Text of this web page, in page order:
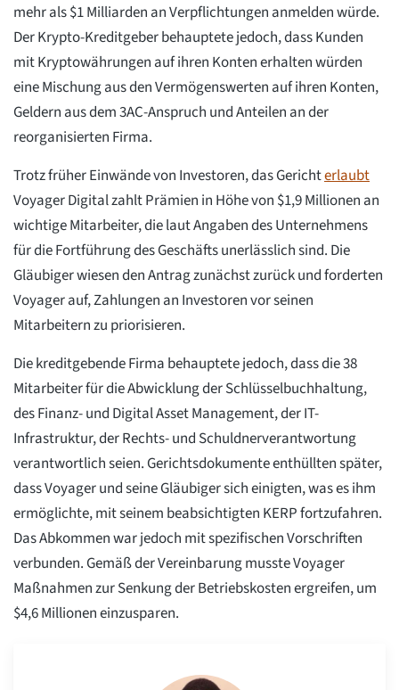
mehr als $1 Milliarden an Verpflichtungen anmelden würde.
Der Krypto-Kreditgeber behauptete jedoch, dass Kunden
mit Kryptowährungen auf ihren Konten erhalten würden
eine Mischung aus den Vermögenswerten auf ihren Konten,
Geldern aus dem 3AC-Anspruch und Anteilen an der
reorganisierten Firma.
Trotz früher Einwände von Investoren, das Gerichterlaubt
Voyager Digital zahlt Prämien in Höhe von $1,9 Millionen an
wichtige Mitarbeiter, die laut Angaben des Unternehmens
für die Fortführung des Geschäfts unerlässlich sind. Die
Gläubiger wiesen den Antrag zunächst zurück und forderten
Voyager auf, Zahlungen an Investoren vor seinen
Mitarbeitern zu priorisieren.
Die kreditgebende Firma behauptete jedoch, dass die 38
Mitarbeiter für die Abwicklung der Schlüsselbuchhaltung,
des Finanz- und Digital Asset Management, der IT-
Infrastruktur, der Rechts- und Schuldnerverantwortung
verantwortlich seien. Gerichtsdokumente enthüllten später,
dass Voyager und seine Gläubiger sich einigten, was es ihm
ermöglichte, mit seinem beabsichtigten KERP fortzufahren.
Das Abkommen war jedoch mit spezifischen Vorschriften
verbunden. Gemäß der Vereinbarung musste Voyager
Maßnahmen zur Senkung der Betriebskosten ergreifen, um
$4,6 Millionen einzusparen.